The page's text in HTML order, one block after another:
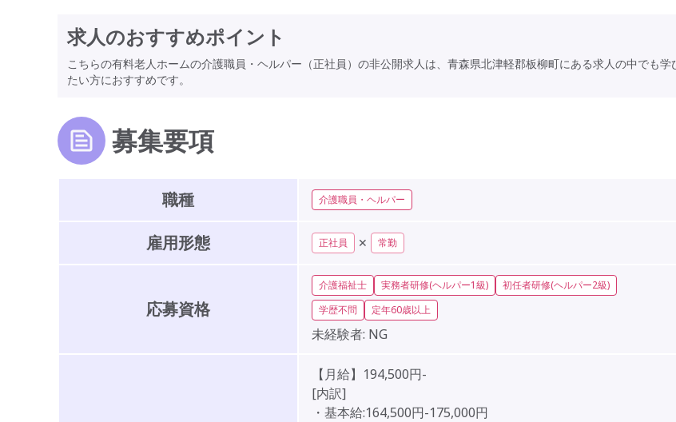
求人のおすすめポイント
こちらの有料老人ホームの介護職員・ヘルパー（正社員）の非公開求人は、青森県北津軽郡板柳町にある求人の中でも学
たい方におすすめです。
募集要項
職種 介護職員・ヘルパー
雇用形態 正社員 ✕ 常勤
応募資格
介護福祉士 実務者研修(ヘルパー1級)
初任者研修(ヘルパー2級)
学歴不問
定年60歳以上
未経験者: NG
【月給】194,500円-
[内訳]
・基本給:164,500円-175,000円